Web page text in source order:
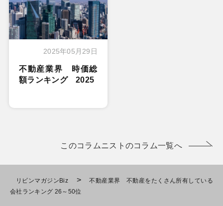
2025年05月29日
不動産業界 時価総
額ランキング 2025
このコラムニストのコラム一覧へ
リビンマガジンBiz >
不動産業界 不動産をたくさん所有している
会社ランキング 26～50位